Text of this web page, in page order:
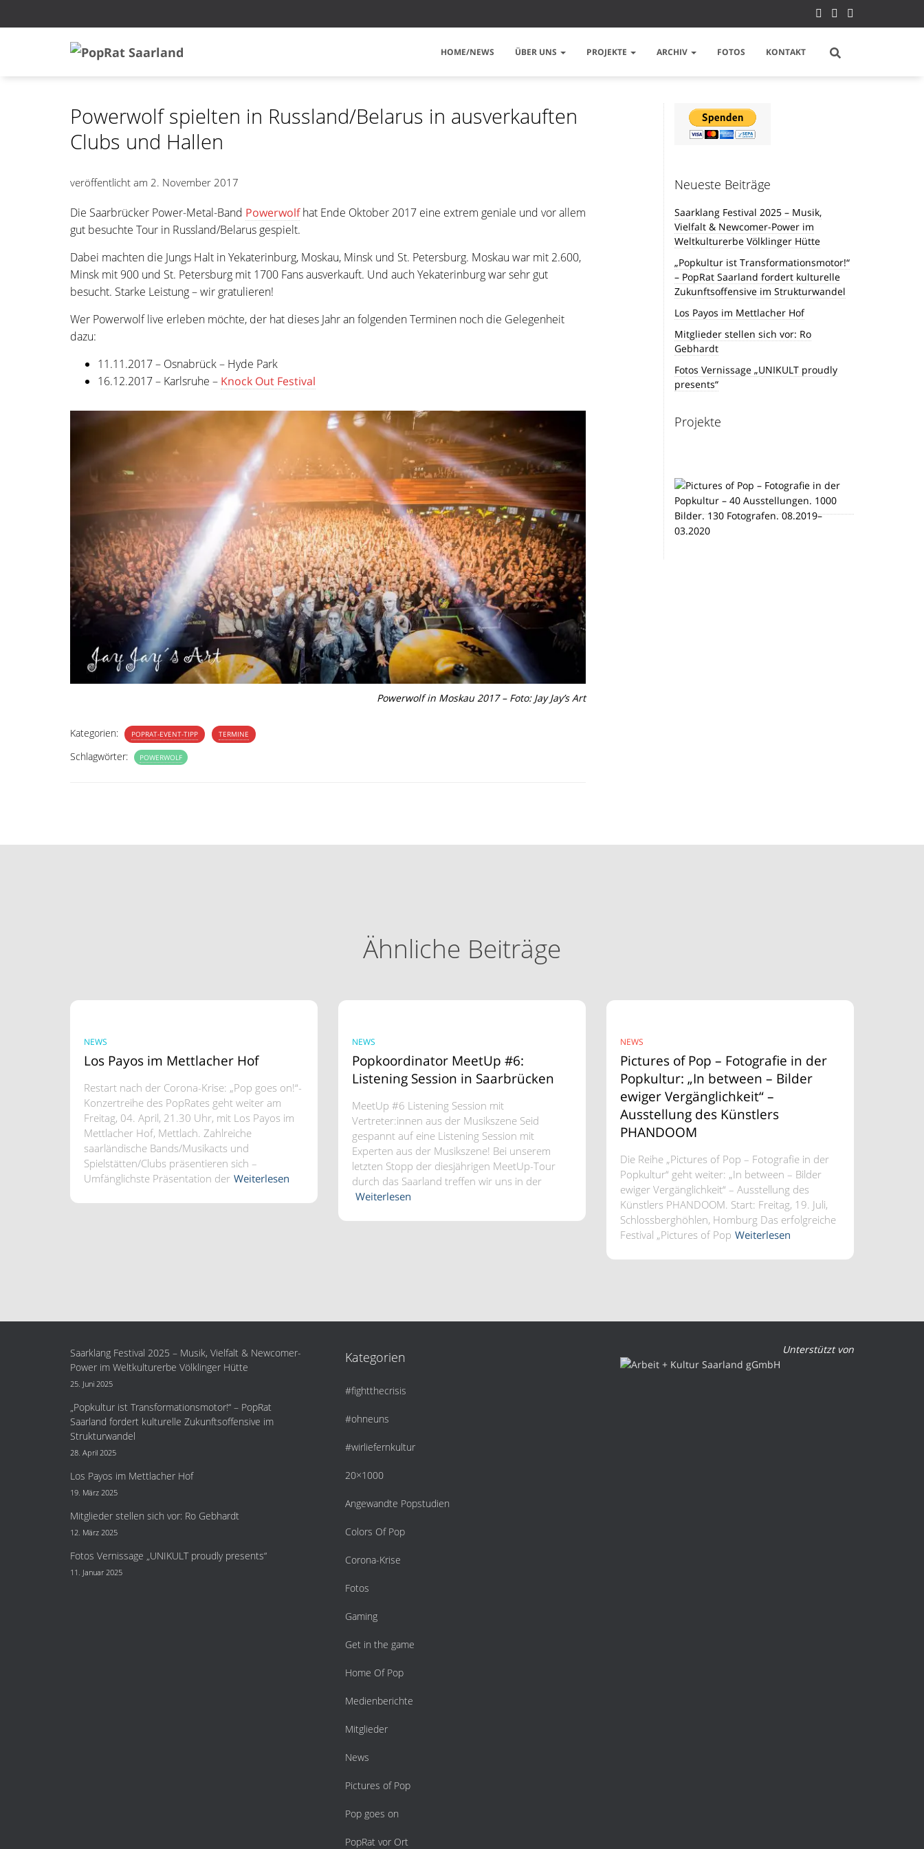
HOME/NEWS ÜBER UNS PROJEKTE ARCHIV FOTOS KONTAKT
Powerwolf spielten in Russland/Belarus in ausverkauften
Clubs und Hallen
veröffentlicht am 2. November 2017
Die Saarbrücker Power-Metal-Band Powerwolfhat Ende Oktober 2017 eine extrem geniale und vor allem
gut besuchte Tour in Russland/Belarus gespielt.
Dabei machten die Jungs Halt in Yekaterinburg, Moskau, Minsk und St. Petersburg. Moskau war mit 2.600,
Minsk mit 900 und St. Petersburg mit 1700 Fans ausverkauft. Und auch Yekaterinburg war sehr gut
besucht. Starke Leistung – wir gratulieren!
Wer Powerwolf live erleben möchte, der hat dieses Jahr an folgenden Terminen noch die Gelegenheit
dazu:
11.11.2017 – Osnabrück – Hyde Park
16.12.2017 – Karlsruhe – Knock Out Festival
Powerwolf in Moskau 2017 – Foto: Jay Jay’s Art
Kategorien: POPRAT-EVENT-TIPP TERMINE
Schlagwörter: POWERWOLF
Neueste Beiträge
Saarklang Festival 2025 – Musik,
Vielfalt & Newcomer-Power im
Weltkulturerbe Völklinger Hütte
„Popkultur ist Transformationsmotor!“
– PopRat Saarland fordert kulturelle
Zukunftsoffensive im Strukturwandel
Los Payos im Mettlacher Hof
Mitglieder stellen sich vor: Ro
Gebhardt
Fotos Vernissage „UNIKULT proudly
presents“
Projekte
Ähnliche Beiträge
NEWS
Los Payos im Mettlacher Hof
Restart nach der Corona-Krise: „Pop goes on!“-
Konzertreihe des PopRates geht weiter am
Freitag, 04. April, 21.30 Uhr, mit Los Payos im
Mettlacher Hof, Mettlach. Zahlreiche
saarländische Bands/Musikacts und
Spielstätten/Clubs präsentieren sich –
Umfänglichste Präsentation der Weiterlesen
NEWS
Popkoordinator MeetUp #6:
Listening Session in Saarbrücken
MeetUp #6 Listening Session mit
Vertreter:innen aus der Musikszene Seid
gespannt auf eine Listening Session mit
Experten aus der Musikszene! Bei unserem
letzten Stopp der diesjährigen MeetUp-Tour
durch das Saarland treffen wir uns in der
Weiterlesen
NEWS
Pictures of Pop – Fotografie in der
Popkultur: „In between – Bilder
ewiger Vergänglichkeit“ –
Ausstellung des Künstlers
PHANDOOM
Die Reihe „Pictures of Pop – Fotografie in der
Popkultur“ geht weiter: „In between – Bilder
ewiger Vergänglichkeit“ – Ausstellung des
Künstlers PHANDOOM. Start: Freitag, 19. Juli,
Schlossberghöhlen, Homburg Das erfolgreiche
Festival „Pictures of Pop Weiterlesen
Saarklang Festival 2025 – Musik, Vielfalt & Newcomer-
Power im Weltkulturerbe Völklinger Hütte
25. Juni 2025
„Popkultur ist Transformationsmotor!“ – PopRat
Saarland fordert kulturelle Zukunftsoffensive im
Strukturwandel
28. April 2025
Los Payos im Mettlacher Hof
19. März 2025
Mitglieder stellen sich vor: Ro Gebhardt
12. März 2025
Fotos Vernissage „UNIKULT proudly presents“
11. Januar 2025
Kategorien
#fightthecrisis
#ohneuns
#wirliefernkultur
20×1000
Angewandte Popstudien
Colors Of Pop
Corona-Krise
Fotos
Gaming
Get in the game
Home Of Pop
Medienberichte
Mitglieder
News
Pictures of Pop
Pop goes on
PopRat vor Ort
Unterstützt von